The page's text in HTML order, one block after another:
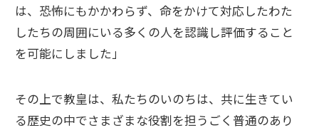
は、恐怖にもかかわらず、命をかけて対応したわた
したちの周囲にいる多くの人を認識し評価すること
を可能にしました」
その上で教皇は、私たちのいのちは、共に生きてい
る歴史の中でさまざまな役割を担うごく普通のあり